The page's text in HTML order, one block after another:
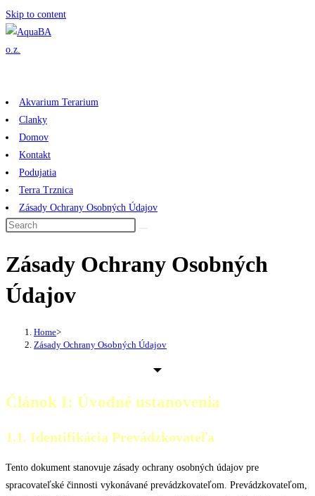
Skip to content
Akvarium Terarium
Clanky
Domov
Kontakt
Podujatia
Terra Trznica
Zásady Ochrany Osobných Údajov
Zásady Ochrany Osobných
Údajov
Home>
Zásady Ochrany Osobných Údajov
Článok I: Úvodné ustanovenia
1.1. Identifikácia Prevádzkovateľa
Tento dokument stanovuje zásady ochrany osobných údajov pre
spracovateľské činnosti vykonávané prevádzkovateľom. Prevádzkovateľom,